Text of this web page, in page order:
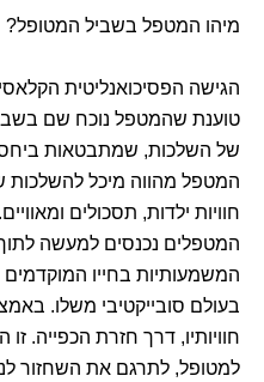
מיהו המטפל בשביל המטופל?
הגישה הפסיכואנליטית
טוענת שהמטפל נוכח שם
של השלכות, שמתבטאות
המטפל מהווה מיכל
חוויות ילדות, תסכולים ומאוויים.
המטפלים נכנסים למעשה
המשמעותיות בחייו
בעולם סובייקטיבי משלו.
חוויותיו, דרך חזרת הכפייה.
למטופל, לתרגם את השחזור